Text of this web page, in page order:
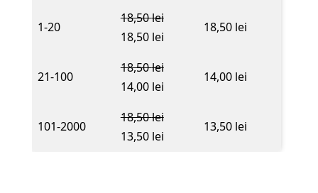
1-20
18,50lei
18,50 lei
18,50 lei
21-100
18,50lei
14,00 lei
14,00 lei
101-2000
18,50lei
13,50 lei
13,50 lei